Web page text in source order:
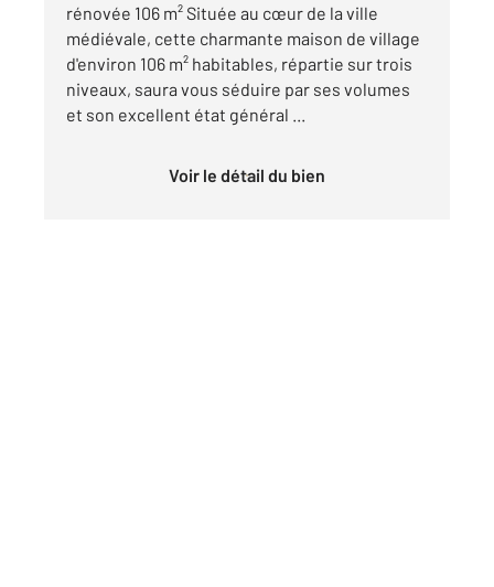
rénovée 106 m² Située au cœur de la ville
médiévale, cette charmante maison de village
d'environ 106 m² habitables, répartie sur trois
niveaux, saura vous séduire par ses volumes
et son excellent état général ...
Voir le détail du bien